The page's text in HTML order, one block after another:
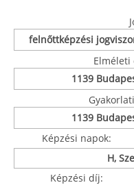
felnőttképzési
Elméleti
1139
1139
Képzési napok:
H,
Képzési díj: